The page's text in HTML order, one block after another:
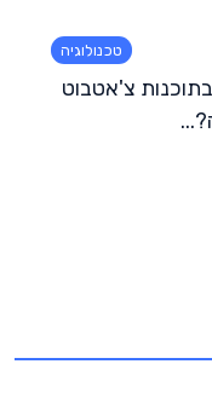
טכנולוגיה
צ'אטבוט